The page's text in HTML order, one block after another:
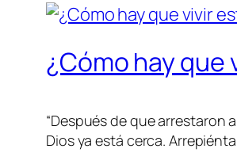
¿Cómo hay que
“Después de que arrestaron
Dios ya está cerca.